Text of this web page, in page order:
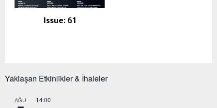
Issue: 61
Yaklaşan Etkinlikler & İhaleler
AĞU 14:00